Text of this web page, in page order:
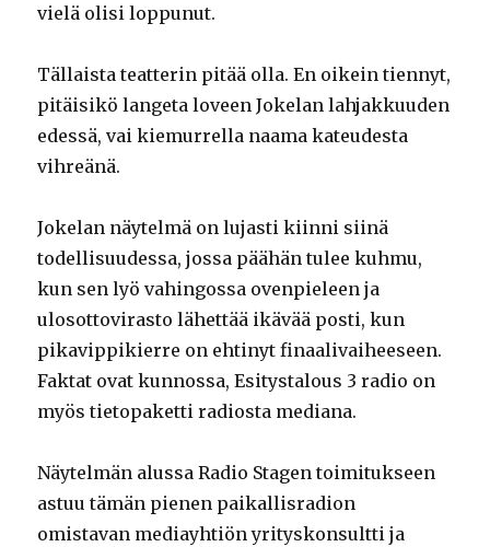
vielä olisi loppunut.
Tällaista teatterin pitää olla. En oikein tiennyt,
pitäisikö langeta loveen Jokelan lahjakkuuden
edessä, vai kiemurrella naama kateudesta
vihreänä.
Jokelan näytelmä on lujasti kiinni siinä
todellisuudessa, jossa päähän tulee kuhmu,
kun sen lyö vahingossa ovenpieleen ja
ulosottovirasto lähettää ikävää posti, kun
pikavippikierre on ehtinyt finaalivaiheeseen.
Faktat ovat kunnossa, Esitystalous 3 radio on
myös tietopaketti radiosta mediana.
Näytelmän alussa Radio Stagen toimitukseen
astuu tämän pienen paikallisradion
omistavan mediayhtiön yrityskonsultti ja